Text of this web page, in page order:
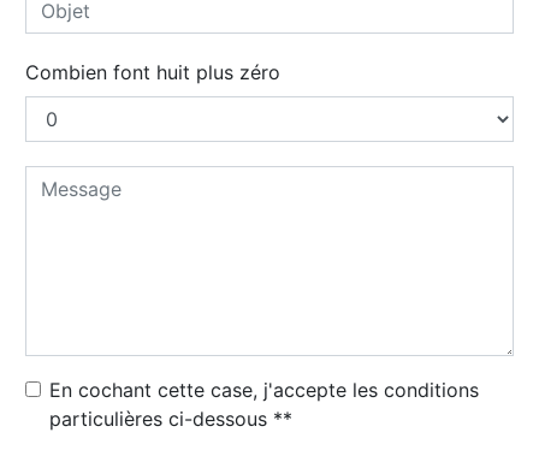
Combien font huit plus zéro
En cochant cette case, j'accepte les conditions
particulières ci-dessous **